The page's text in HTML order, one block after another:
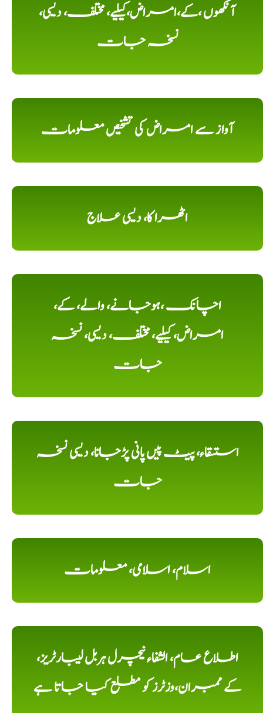
آنکھوں ،کے،امراض،کیلیے، مختلف، دیسی،
نسخہ جات
آواز سے امراض کی تشخیص معلومات
اٹھرا کا، دیسی علاج
اچانک ،ہوجانے، والے، کے،
امراض، کیلیے، مختلف، دیسی، نسخہ
جات
استسقاء، پیٹ پیں پانی پڑجانا، دیسی نسخہ
جات
اسلام، اسلامی، معلومات
اطلاع عام، الشفاء نیچرل ہربل لیبارٹریز،
کے ممبران،وزٹرز کو مطلع کیا جاتا ہے